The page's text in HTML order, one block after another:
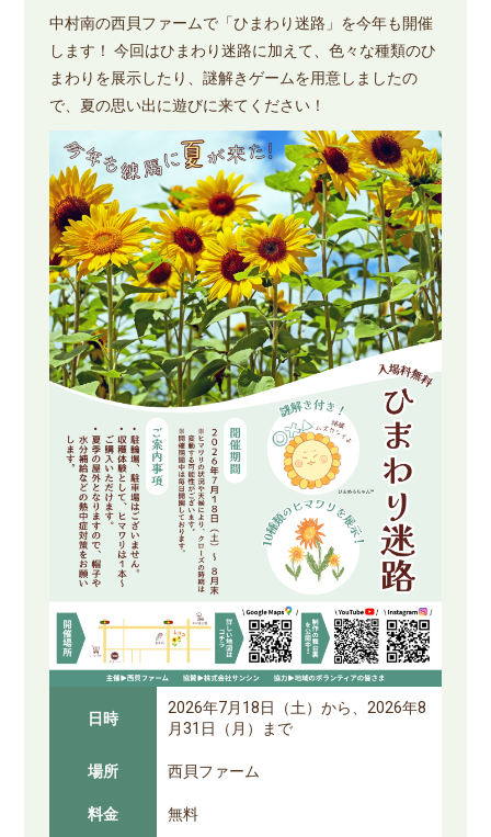
中村南の西貝ファームで「ひまわり迷路」を今年も開催
します！ 今回はひまわり迷路に加えて、色々な種類のひ
まわりを展示したり、謎解きゲームを用意しましたの
で、夏の思い出に遊びに来てください！
日時
2026年7月18日（土）から、2026年8
月31日（月）まで
場所
西貝ファーム
料金
無料